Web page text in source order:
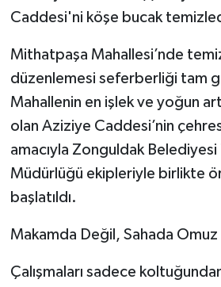
Caddesi'ni köşe bucak
​Mithatpaşa Mahallesi’nde
düzenlemesi seferberliği tam
Mahallenin en işlek ve yoğun
olan Aziziye Caddesi’nin
amacıyla Zonguldak Belediyesi
Müdürlüğü ekipleriyle birlikte
başlatıldı.
​Makamda Değil, Sahada
​Çalışmaları sadece